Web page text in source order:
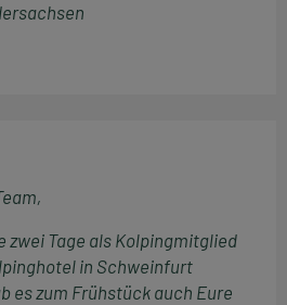
zwei Tage als Kolpingmitglied
in Schweinfurt
es zum Frühstück auch Eure